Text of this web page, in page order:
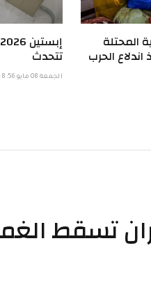
المحتلة
الحرب تتحدث
الجمعة 08 مايو 8:56 م
تسقط